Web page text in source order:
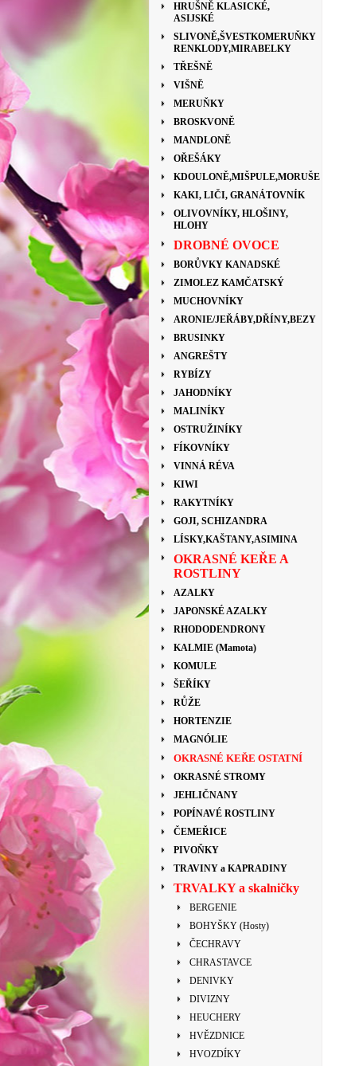
HRUŠNĚ KLASICKÉ,
ASIJSKÉ
SLIVONĚ,ŠVESTKOMERUŇKY
RENKLODY,MIRABELKY
TŘEŠNĚ
VIŠNĚ
MERUŇKY
BROSKVONĚ
MANDLONĚ
OŘEŠÁKY
KDOULONĚ,MIŠPULE,MORUŠE
KAKI, LIČI, GRANÁTOVNÍK
OLIVOVNÍKY, HLOŠINY,
HLOHY
DROBNÉ OVOCE
BORŮVKY KANADSKÉ
ZIMOLEZ KAMČATSKÝ
MUCHOVNÍKY
ARONIE/JEŘÁBY,DŘÍNY,BEZY
BRUSINKY
ANGREŠTY
RYBÍZY
JAHODNÍKY
MALINÍKY
OSTRUŽINÍKY
FÍKOVNÍKY
VINNÁ RÉVA
KIWI
RAKYTNÍKY
GOJI, SCHIZANDRA
LÍSKY,KAŠTANY,ASIMINA
OKRASNÉ KEŘE A
ROSTLINY
AZALKY
JAPONSKÉ AZALKY
RHODODENDRONY
KALMIE (Mamota)
KOMULE
ŠEŘÍKY
RŮŽE
HORTENZIE
MAGNÓLIE
OKRASNÉ KEŘE OSTATNÍ
OKRASNÉ STROMY
JEHLIČNANY
POPÍNAVÉ ROSTLINY
ČEMEŘICE
PIVOŇKY
TRAVINY a KAPRADINY
TRVALKY a skalničky
BERGENIE
BOHYŠKY (Hosty)
ČECHRAVY
CHRASTAVCE
DENIVKY
DIVIZNY
HEUCHERY
HVĚZDNICE
HVOZDÍKY